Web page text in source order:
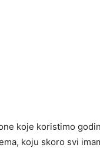
koje koristimo
koju skoro svi